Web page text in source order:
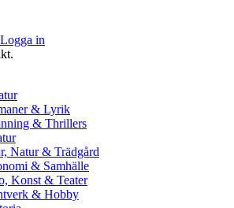
Logga in
& Lyrik
& Thrillers
Natur & Trädgård
& Samhälle
Konst & Teater
& Hobby